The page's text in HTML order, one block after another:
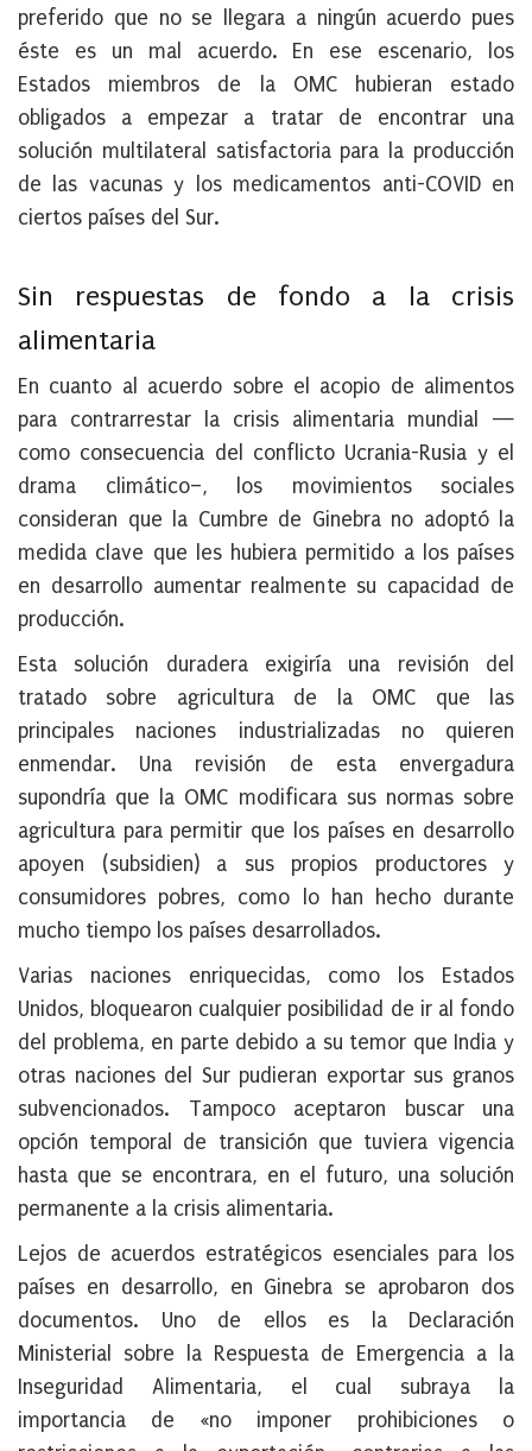
preferido que no se llegara a ningún acuerdo pues
éste es un mal acuerdo. En ese escenario, los
Estados miembros de la OMC hubieran estado
obligados a empezar a tratar de encontrar una
solución multilateral satisfactoria para la producción
de las vacunas y los medicamentos anti-COVID en
ciertos países del Sur.
Sin respuestas de fondo a la crisis
alimentaria
En cuanto al acuerdo sobre el acopio de alimentos
para contrarrestar la crisis alimentaria mundial —
como consecuencia del conflicto Ucrania-Rusia y el
drama climático–, los movimientos sociales
consideran que la Cumbre de Ginebra no adoptó la
medida clave que les hubiera permitido a los países
en desarrollo aumentar realmente su capacidad de
producción.
Esta solución duradera exigiría una revisión del
tratado sobre agricultura de la OMC que las
principales naciones industrializadas no quieren
enmendar. Una revisión de esta envergadura
supondría que la OMC modificara sus normas sobre
agricultura para permitir que los países en desarrollo
apoyen (subsidien) a sus propios productores y
consumidores pobres, como lo han hecho durante
mucho tiempo los países desarrollados.
Varias naciones enriquecidas, como los Estados
Unidos, bloquearon cualquier posibilidad de ir al fondo
del problema, en parte debido a su temor que India y
otras naciones del Sur pudieran exportar sus granos
subvencionados. Tampoco aceptaron buscar una
opción temporal de transición que tuviera vigencia
hasta que se encontrara, en el futuro, una solución
permanente a la crisis alimentaria.
Lejos de acuerdos estratégicos esenciales para los
países en desarrollo, en Ginebra se aprobaron dos
documentos. Uno de ellos es la Declaración
Ministerial sobre la Respuesta de Emergencia a la
Inseguridad Alimentaria, el cual subraya la
importancia de «no imponer prohibiciones o